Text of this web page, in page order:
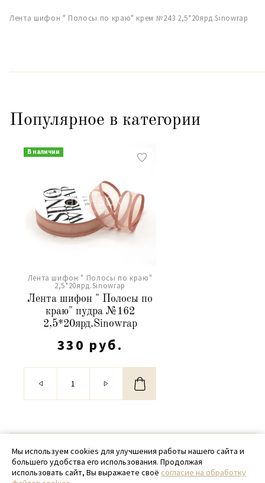
Лента шифон " Полосы по краю" крем №243 2,5*20ярд.Sinowrap
Популярное в категории
В наличии
Лента шифон " Полосы по краю"
2,5*20ярд.Sinowrap
Лента шифон " Полосы по
краю" пудра №162
2,5*20ярд.Sinowrap
330 руб.
© 2020 - 2026 SamPack
+ 7 (918) 699-97-87
Мы используем cookies для улучшения работы нашего сайта и
большего удобства его использования. Продолжая
использовать сайт, Вы выражаете своё согласие на обработку